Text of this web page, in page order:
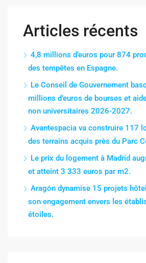
Articles récents
4,8 millions d’euros pour 874
des tempêtes en Espagne.
Le Conseil de Gouvernement
millions d’euros de bourses et
non universitaires 2026-2027.
Avantespacia va construire 117
des terrains acquis près du Parc
Le prix du logement à Madrid
et atteint 3 333 euros par m2.
Aragón dynamise 15 projets
son engagement envers les
étoiles.